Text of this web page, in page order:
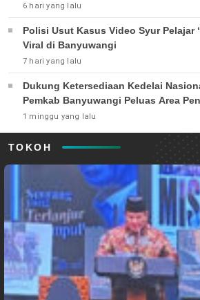
6 hari yang lalu
Polisi Usut Kasus Video Syur Pelajar
Viral di Banyuwangi
7 hari yang lalu
Dukung Ketersediaan Kedelai
Pemkab Banyuwangi Peluas Area
1 minggu yang lalu
TOKOH